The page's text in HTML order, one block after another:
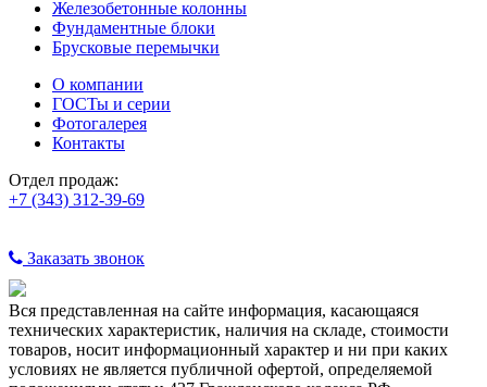
Железобетонные колонны
Фундаментные блоки
Брусковые перемычки
О компании
ГОСТы и серии
Фотогалерея
Контакты
Отдел продаж:
+7 (343) 312-39-69
Заказать звонок
Вся представленная на сайте информация, касающаяся
технических характеристик, наличия на складе, стоимости
товаров, носит информационный характер и ни при каких
условиях не является публичной офертой, определяемой